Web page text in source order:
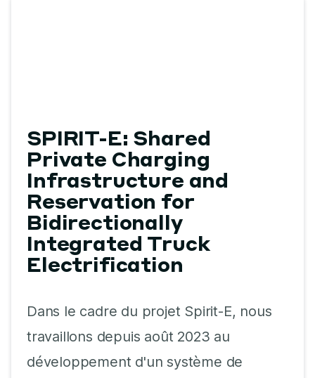
SPIRIT-E: Shared
Private Charging
Infrastructure and
Reservation for
Bidirectionally
Integrated Truck​
Electrification
Dans le cadre du projet Spirit-E, nous
travaillons depuis août 2023 au
développement d'un système de